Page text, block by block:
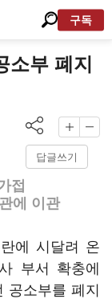
구독
소부 폐지
답글쓰기
접
에 이관
에 시달려 온
부서 확충에
공소부를 폐지